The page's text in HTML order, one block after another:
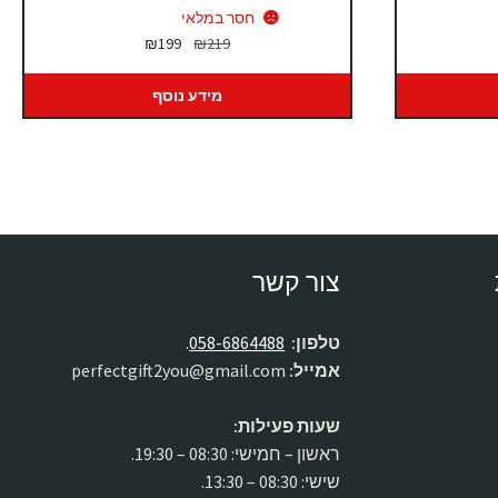
חסר במלאי
₪219
המחיר
היה:
₪219.
₪199
₪199.
מידע נוסף
צור קשר
טלפון: 058-6864488
.
אמייל:
שעות פעילות:
ראשון – חמישי: 08:30 – 19:30.
שישי: 08:30 – 13:30.